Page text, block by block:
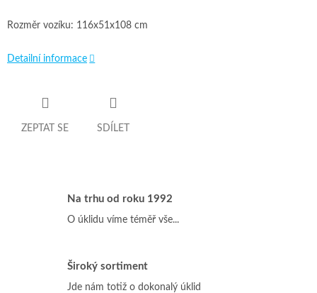
Rozměr vozíku: 116x51x108 cm
Detailní informace
ZEPTAT SE SDÍLET
Na trhu od roku 1992
O úklidu víme téměř vše...
Široký sortiment
Jde nám totiž o dokonalý úklid